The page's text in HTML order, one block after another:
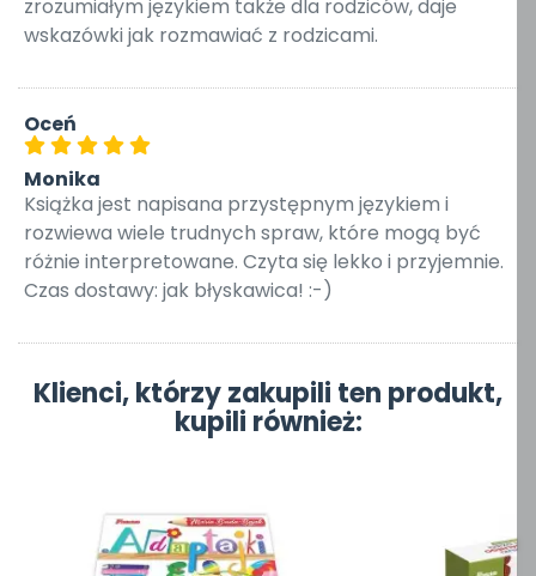
zrozumiałym językiem także dla rodziców, daje
wskazówki jak rozmawiać z rodzicami.
Oceń
Monika
Książka jest napisana przystępnym językiem i
rozwiewa wiele trudnych spraw, które mogą być
różnie interpretowane. Czyta się lekko i przyjemnie.
Czas dostawy: jak błyskawica! :-)
Klienci, którzy zakupili ten produkt,
kupili również: